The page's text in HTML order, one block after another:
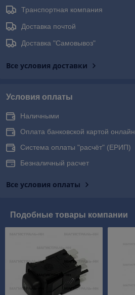
Транспортная компания
Доставка почтой
Доставка "Самовывоз"
Все условия доставки
Условия оплаты
Наличными
Оплата банковской картой онлайн
Система оплаты "расчёт" (ЕРИП)
Безналичный расчет
Все условия оплаты
Подобные товары компании